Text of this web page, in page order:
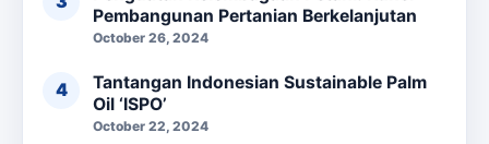
Pembangunan Pertanian Berkelanjutan
October 26, 2024
Tantangan Indonesian Sustainable Palm
Oil ‘ISPO’
October 22, 2024